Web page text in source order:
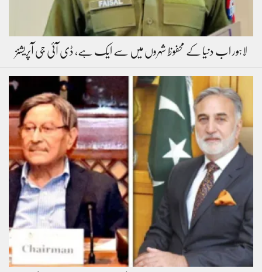
لاہور اب دنیا کے محفوظ شہروں میں سے ایک ہے، ڈی آئی جی آپریشنز